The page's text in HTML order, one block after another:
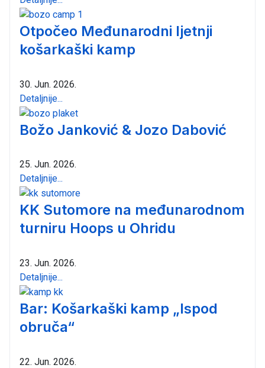
Otpočeo Međunarodni ljetnji
košarkaški kamp
30. Jun. 2026.
Detaljnije...
Božo Janković & Jozo Dabović
25. Jun. 2026.
Detaljnije...
KK Sutomore na međunarodnom
turniru Hoops u Ohridu
23. Jun. 2026.
Detaljnije...
Bar: Košarkaški kamp „Ispod
obruča“
22. Jun. 2026.